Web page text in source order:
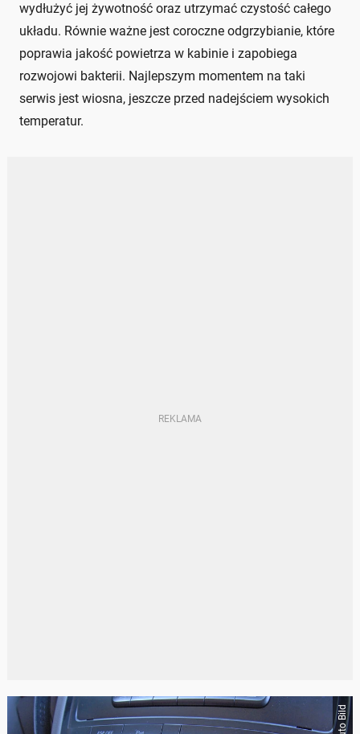
wydłużyć jej żywotność oraz utrzymać czystość całego
układu. Równie ważne jest coroczne odgrzybianie, które
poprawia jakość powietrza w kabinie i zapobiega
rozwojowi bakterii. Najlepszym momentem na taki
serwis jest wiosna, jeszcze przed nadejściem wysokich
temperatur.
Auto Bild